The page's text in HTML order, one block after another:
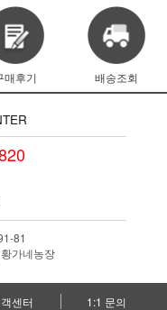
매후기 배송조회
81
가네농장
센터 1:1 문의